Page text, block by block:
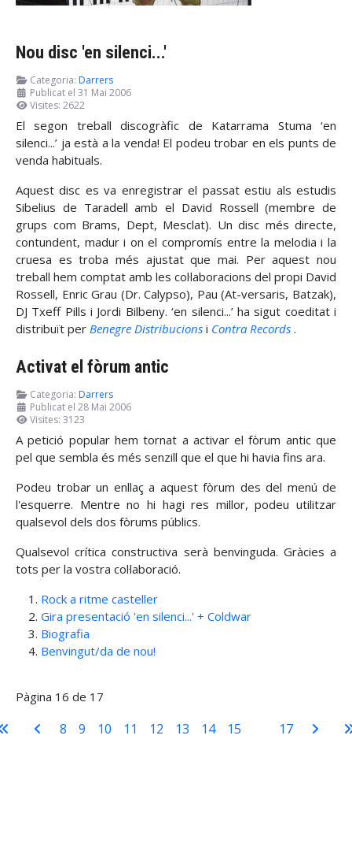
Nou disc 'en silenci...'
Categoria: Darrers
Publicat el 31 Mai 2006
Visites: 2622
El segon treball discogràfic de Katarrama Stuma ‘en
silenci...’ ja està a la venda! El podeu trobar en els punts de
venda habituals.
Aquest disc es va enregistrar el passat estiu als estudis
Sibelius de Taradell amb el David Rossell (membre de
grups com Brams, Dept, Mesclat). Un disc més directe,
contundent, madur i on el compromís entre la melodia i la
cruesa es troba més ajustat que mai. Per aquest nou
treball hem comptat amb les col·laboracions del propi David
Rossell, Enric Grau (Dr. Calypso), Pau (At-versaris, Batzak),
DJ Txeff Pills i Jordi Bilbeny. ‘en silenci...’ ha sigut coeditat i
distribuït per Benegre Distribucions i Contra Records .
Activat el fòrum antic
Categoria: Darrers
Publicat el 28 Mai 2006
Visites: 3123
A petició popular hem tornat a activar el fòrum antic que
pel que sembla és més senzill que el que hi havia fins ara.
Podeu trobar un enllaç a aquest fòrum des del menú de
l'esquerre. Mentre no hi hagi res millor, podeu utilitzar
qualsevol dels dos fòrums públics.
Qualsevol crítica constructiva serà benvinguda. Gràcies a
tots per la vostra col·laboració.
Rock a ritme casteller
Gira presentació 'en silenci...' + Coldwar
Biografia
Benvingut/da de nou!
Pàgina 16 de 17
8 9 10 11 12 13 14 15 17